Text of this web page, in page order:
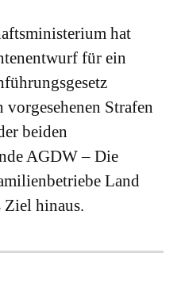
hat
für ein
Strafen
beiden
AGDW – Die
Land
Ziel hinaus.